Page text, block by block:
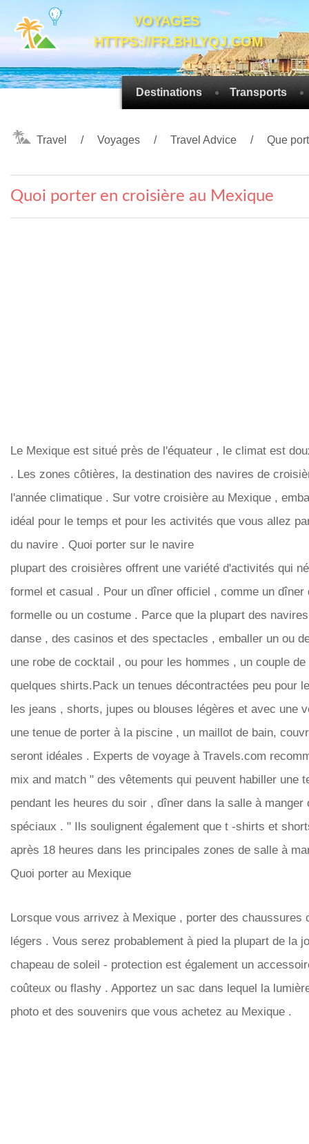
VOYAGES
HTTPS://FR.BHLYQJ.COM
Destinations Transports
Travel Voyages Travel Advice Que
Quoi porter en croisière au Mexique
Le Mexique est situé près de l'équateur , le climat est
. Les zones côtières, la destination des navires de
l'année climatique . Sur votre croisière au Mexique ,
idéal pour le temps et pour les activités que vous allez
du navire . Quoi porter sur le navire
plupart des croisières offrent une variété d'activités qui
formel et casual . Pour un dîner officiel , comme un dîner
formelle ou un costume . Parce que la plupart des
danse , des casinos et des spectacles , emballer un ou
une robe de cocktail , ou pour les hommes , un couple
quelques shirts.Pack un tenues décontractées peu pour
les jeans , shorts, jupes ou blouses légères et avec une
une tenue de porter à la piscine , un maillot de bain,
seront idéales . Experts de voyage à Travels.com
mix and match " des vêtements qui peuvent habiller une
pendant les heures du soir , dîner dans la salle à
spéciaux . " Ils soulignent également que t -shirts et
après 18 heures dans les principales zones de salle à
Quoi porter au Mexique
Lorsque vous arrivez à Mexique , porter des chaussures
légers . Vous serez probablement à pied la plupart de la
chapeau de soleil - protection est également un
coûteux ou flashy . Apportez un sac dans lequel la
photo et des souvenirs que vous achetez au Mexique .